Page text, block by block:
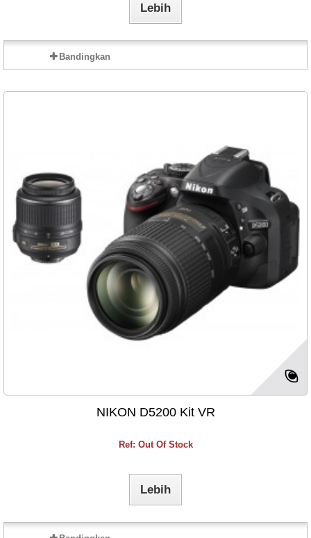
Lebih
Bandingkan
NIKON D5200 Kit VR
Ref: Out Of Stock
Lebih